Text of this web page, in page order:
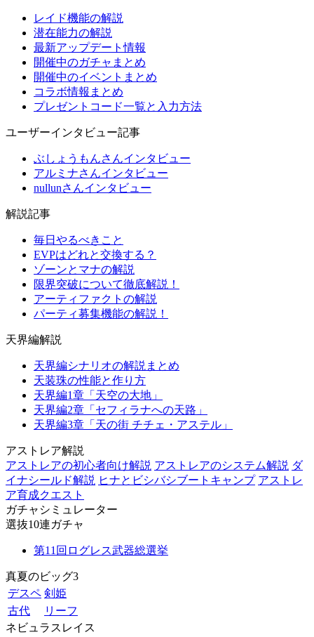
レイド機能の解説
潜在能力の解説
最新アップデート情報
開催中のガチャまとめ
開催中のイベントまとめ
コラボ情報まとめ
プレゼントコード一覧と入力方法
ユーザーインタビュー記事
ぶしょうもんさんインタビュー
アルミナさんインタビュー
nullunさんインタビュー
解説記事
毎日やるべきこと
EVPはどれと交換する？
ゾーンとマナの解説
限界突破について徹底解説！
アーティファクトの解説
パーティ募集機能の解説！
天界編解説
天界編シナリオの解説まとめ
天装珠の性能と作り方
天界編1章「天空の大地」
天界編2章「セフィラナへの天路」
天界編3章「天の街 チチェ・アステル」
アストレア解説
アストレアの初心者向け解説 アストレアのシステム解説 ダ
イナシールド解説 ヒナとビシバシブートキャンプ アストレ
ア育成クエスト
ガチャシミュレーター
選抜10連ガチャ
第11回ログレス武器総選挙
真夏のビッグ3
デスペ 剣姫
古代
リーフ
ネビュラスレイス